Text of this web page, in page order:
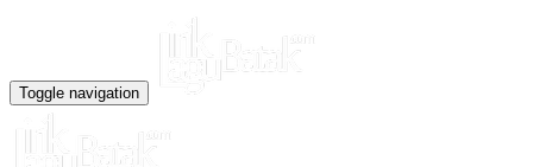
Toggle navigation